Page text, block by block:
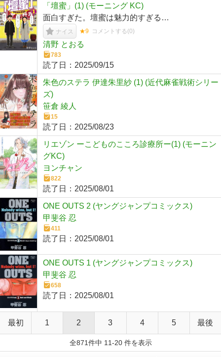
「壇蜜」(1) (モーニング KC)
面白すぎた。壇蜜は魅力的すぎる…
ナイス ★9 コメントする(0)
清野 とおる
783
読了日： 2025/09/15
朱色のステラ 伊達朱里紗 (1) (近代麻雀戦術シリー
ズ)
笹倉 綾人
15
読了日： 2025/08/23
リエゾン ーこどものこころ診療所ー(1) (モーニン
グKC)
ヨンチャン
822
読了日： 2025/08/01
ONE OUTS 2 (ヤングジャンプコミックス)
甲斐谷 忍
411
読了日： 2025/08/01
ONE OUTS 1 (ヤングジャンプコミックス)
甲斐谷 忍
658
読了日： 2025/08/01
最初 1 2 3 4 5 最後
全871件中 11-20 件を表示